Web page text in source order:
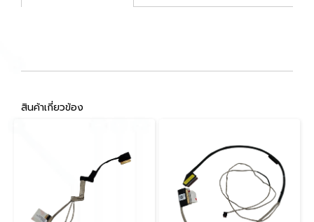
สินค้าเกี่ยวข้อง